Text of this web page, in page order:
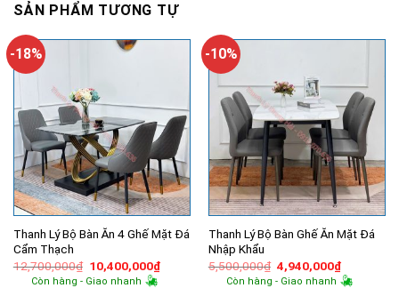
SẢN PHẨM TƯƠNG TỰ
-18%
Thanh Lý Bộ Bàn Ăn 4 Ghế Mặt Đá
Cẩm Thạch
12,700,000₫ Giá
gốc
là:
10,400,000₫Giá
hiện
Còn hàng - Giao nhanh
-10%
Thanh Lý Bộ Bàn Ghế Ăn Mặt Đá
Nhập Khẩu
5,500,000₫ Giá
gốc
là:
4,940,000₫Giá
hiện
tại
Còn hàng - Giao nhanh